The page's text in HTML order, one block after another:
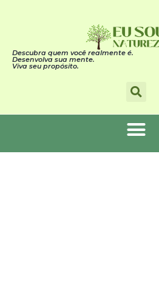
Descubra quem você realmente é.
Desenvolva sua mente.
Viva seu propósito.